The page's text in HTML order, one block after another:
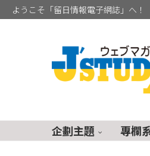
ようこそ「留日情報電子網誌」へ！
企劃主題 專欄